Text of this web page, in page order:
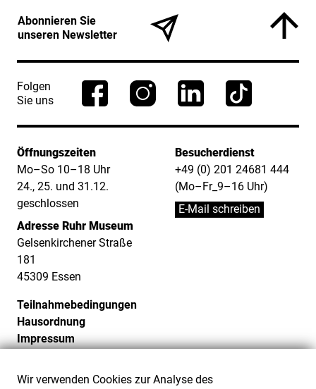
Wir verwenden Cookies zur Analyse des
Abonnieren Sie
unseren Newsletter
Folgen
Sie uns
Öffnungszeiten
Mo–So 10–18 Uhr
24., 25. und 31.12.
geschlossen
Adresse Ruhr Museum
Gelsenkirchener Straße
181
45309 Essen
Besucherdienst
+49 (0) 201 24681 444
(Mo–Fr_9–16 Uhr)
E-Mail schreiben
Teilnahmebedingungen
Hausordnung
Impressum
Cookie-Einstellungen